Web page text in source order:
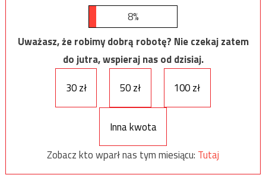
8%
Uważasz, że robimy dobrą robotę? Nie czekaj zatem
do jutra, wspieraj nas od dzisiaj.
30 zł
50 zł 100 zł
Inna kwota
Zobacz kto wparł nas tym miesiącu: Tutaj